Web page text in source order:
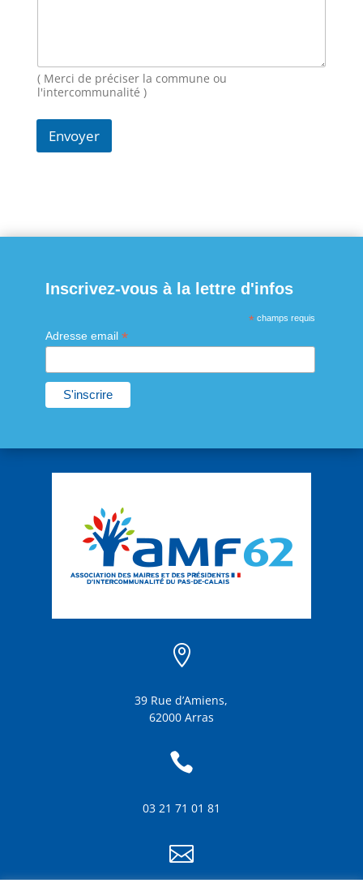
( Merci de préciser la commune ou
l'intercommunalité )
Envoyer
Inscrivez-vous à la lettre d'infos
* champs requis
Adresse email *

39 Rue d’Amiens,
62000 Arras

03 21 71 01 81
